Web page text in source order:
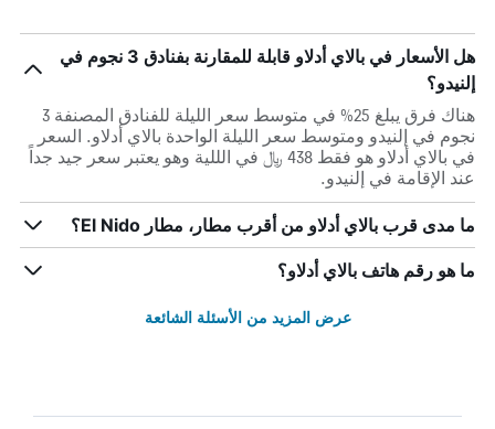
هل الأسعار في بالاي أدلاو قابلة للمقارنة بفنادق 3 نجوم في
إلنيدو؟
هناك فرق يبلغ 25% في متوسط ​​سعر الليلة للفنادق المصنفة 3
نجوم في إلنيدو ومتوسط ​​سعر الليلة الواحدة بالاي أدلاو. السعر
في بالاي أدلاو هو فقط 438 ﷼ في الللية وهو يعتبر سعر جيد جداً
عند الإقامة في إلنيدو.
ما مدى قرب بالاي أدلاو من أقرب مطار، مطار El Nido؟
ما هو رقم هاتف بالاي أدلاو؟
عرض المزيد من الأسئلة الشائعة